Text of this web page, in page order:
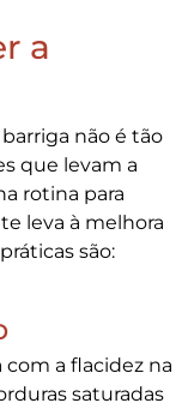
a
não é tão
que levam a
rotina para
leva à melhora
são:
a flacidez na
saturadas